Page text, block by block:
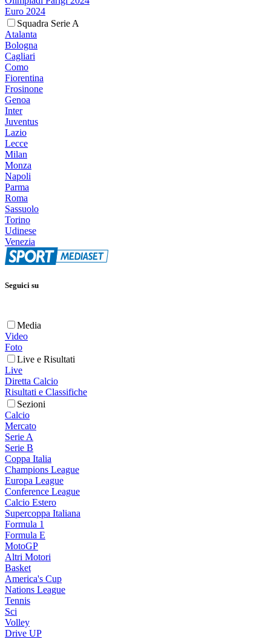
Euro 2024
Squadra Serie A
Atalanta
Bologna
Cagliari
Como
Fiorentina
Frosinone
Genoa
Inter
Juventus
Lazio
Lecce
Milan
Monza
Napoli
Parma
Roma
Sassuolo
Torino
Udinese
Venezia
Seguici su
Media
Video
Foto
Live e Risultati
Live
Diretta Calcio
Risultati e Classifiche
Sezioni
Calcio
Mercato
Serie A
Serie B
Coppa Italia
Champions League
Europa League
Conference League
Calcio Estero
Supercoppa Italiana
Formula 1
Formula E
MotoGP
Altri Motori
Basket
America's Cup
Nations League
Tennis
Sci
Volley
Drive UP